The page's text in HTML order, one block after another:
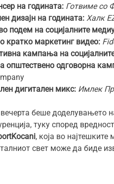
на годината: Готвиме со
дизајн на годината: Халк
подем на социјалните
кратко маркетинг видео:
кампања на
општествено одговорна
дигитален микс: Имлек
беше доделувањето
туку според
, која во
свет може да биде